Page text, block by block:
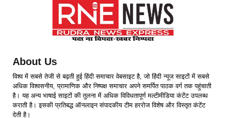
About Us
विश्व में सबसे तेजी से बढ़ती हुई हिंदी समाचार वेबसाइट है, जो हिंदी न्यूज साइटों में सबसे
अधिक विश्वसनीय, प्रामाणिक और निष्पक्ष समाचार अपने समर्पित पाठक वर्ग तक पहुंचाती
है। यह अन्य भाषाई साइटों की तुलना में अधिक विविधतापूर्ण मल्टीमीडिया कंटेंट उपलब्ध
कराती है। इसकी प्रतिबद्ध ऑनलाइन संपादकीय टीम हररोज विशेष और विस्तृत कंटेंट
देती है।